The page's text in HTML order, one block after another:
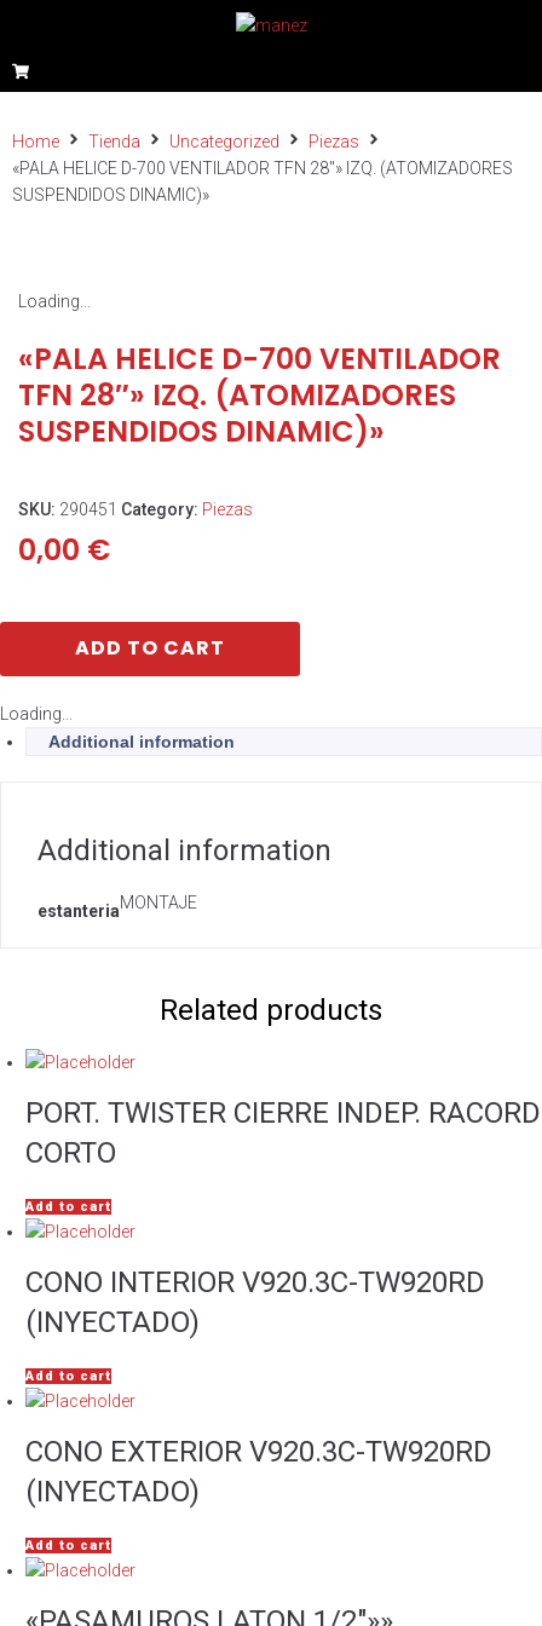
Home Tienda Uncategorized
Piezas
«PALA HELICE D-700 VENTILADOR TFN 28″» IZQ. (ATOMIZADORES
SUSPENDIDOS DINAMIC)»
Loading...
«PALA HELICE D-700 VENTILADOR
TFN 28″» IZQ. (ATOMIZADORES
SUSPENDIDOS DINAMIC)»
SKU: 290451 Category: Piezas
0,00 €
ADD TO CART
Loading...
Additional information
Additional information
estanteriaMONTAJE
Related products
PORT. TWISTER CIERRE INDEP. RACORD
CORTO
Add to cart
CONO INTERIOR V920.3C-TW920RD
(INYECTADO)
Add to cart
CONO EXTERIOR V920.3C-TW920RD
(INYECTADO)
Add to cart